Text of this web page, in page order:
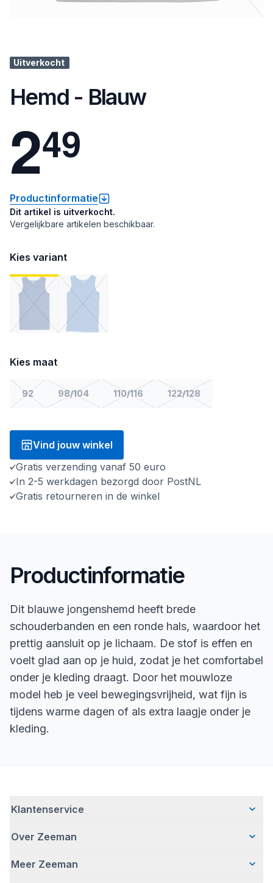
Uitverkocht
Hemd - Blauw
249
Productinformatie
Dit artikel is uitverkocht.
Vergelijkbare artikelen beschikbaar.
Kies variant
Kies maat
92 98/104 110/116 122/128
Vind jouw winkel
Gratis verzending vanaf 50 euro
In 2-5 werkdagen bezorgd door PostNL
Gratis retourneren in de winkel
Productinformatie
Dit blauwe jongenshemd heeft brede
schouderbanden en een ronde hals, waardoor het
prettig aansluit op je lichaam. De stof is effen en
voelt glad aan op je huid, zodat je het comfortabel
onder je kleding draagt. Door het mouwloze
model heb je veel bewegingsvrijheid, wat fijn is
tijdens warme dagen of als extra laagje onder je
kleding.
Klantenservice
Veelgestelde vragen
Bezorgen
Over Zeeman
Wie wij zijn
Meer Zeeman